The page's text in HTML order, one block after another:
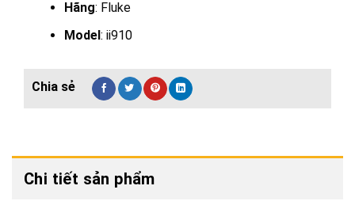
Hãng: Fluke
Model: ii910
Chi tiết sản phẩm